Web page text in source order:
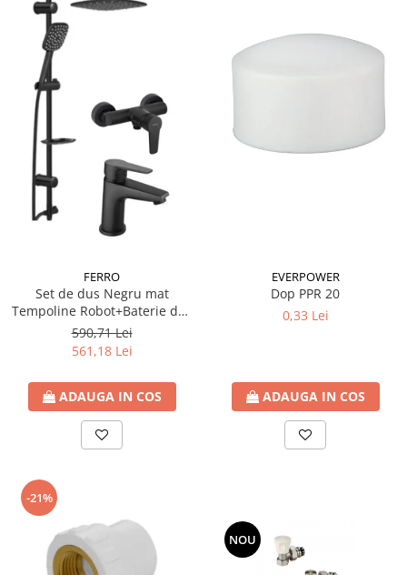
FERRO
Set de dus Negru mat
Tempoline Robot+Baterie dus
Ferro BTR7BL+Baterie lavoar
BTR2BL
590,71 Lei
561,18 Lei
ADAUGA IN COS
EVERPOWER
Dop PPR 20
0,33 Lei
ADAUGA IN COS
-21%
NOU